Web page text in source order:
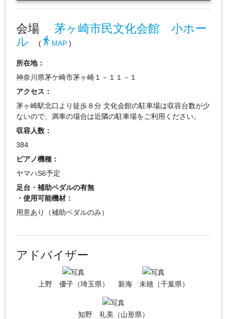
会場 茅ヶ崎市民文化会館 小ホー
ル
(directions_walk MAP)
所在地：
神奈川県茅ケ崎市茅ヶ崎１－１１－１
アクセス：
茅ヶ崎駅北口より徒歩８分 文化会館の駐車場は収容台数が少
ないので、満車の場合は近隣の駐車場をご利用ください。
収容人数：
384
ピアノ機種：
ヤマハS6予定
足台・補助ペダルの有無
・使用可能機材：
用意あり（補助ペダルのみ）
アドバイザー
上野 優子（埼玉県） 新海 未穂（千葉県）
知野 礼美（山形県）